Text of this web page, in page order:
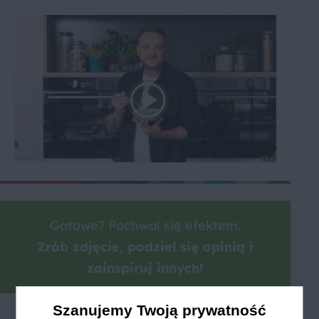
Gotowe? Pochwal się efektem.
Zrób zdjęcie, podziel się opinią i
zainspiruj innych!
Szanujemy Twoją prywatność